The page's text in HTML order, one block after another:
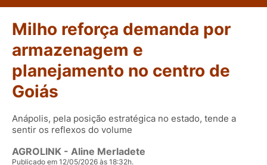
Milho reforça demanda por
armazenagem e
planejamento no centro de
Goiás
Anápolis, pela posição estratégica no estado, tende a
sentir os reflexos do volume
AGROLINK - Aline Merladete
Publicado em 12/05/2026 às 18:32h.